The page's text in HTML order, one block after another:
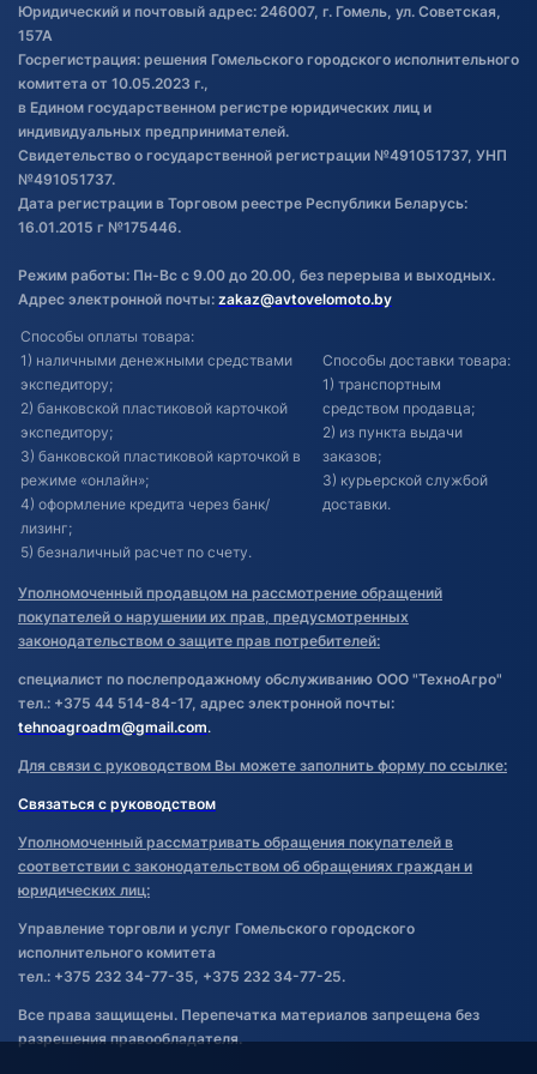
Обработка файлов cookie
Постановка транспорта на учет
Обновления в ЭПТС 2024
Юридический и почтовый адрес: 246007, г. Гомель, ул. Советская,
157А
Госрегистрация: решения Гомельского городского исполнительного
комитета от 10.05.2023 г.,
в Едином государственном регистре юридических лиц и
индивидуальных предпринимателей.
Свидетельство о государственной регистрации №491051737, УНП
№491051737.
Дата регистрации в Торговом реестре Республики Беларусь:
16.01.2015 г №175446.
Режим работы: Пн-Вс с 9.00 до 20.00, без перерыва и выходных.
Адрес электронной почты: zakaz@avtovelomoto.by
Способы оплаты товара:
1) наличными денежными средствами
экспедитору;
2) банковской пластиковой карточкой
экспедитору;
3) банковской пластиковой карточкой в
режиме «онлайн»;
4) оформление кредита через банк/
лизинг;
5) безналичный расчет по счету.
Способы доставки товара:
1) транспортным
средством продавца;
2) из пункта выдачи
заказов;
3) курьерской службой
доставки.
Уполномоченный продавцом на рассмотрение обращений
покупателей о нарушении их прав, предусмотренных
законодательством о защите прав потребителей:
специалист по послепродажному обслуживанию ООО "ТехноАгро"
тел.: +375 44 514-84-17, адрес электронной почты:
tehnoagroadm@gmail.com.
Для связи с руководством Вы можете заполнить форму по ссылке:
Связаться с руководством
Уполномоченный рассматривать обращения покупателей в
соответствии с законодательством об обращениях граждан и
юридических лиц:
Управление торговли и услуг Гомельского городского
исполнительного комитета
тел.: +375 232 34-77-35, +375 232 34-77-25.
Все права защищены. Перепечатка материалов запрещена без
разрешения правообладателя.